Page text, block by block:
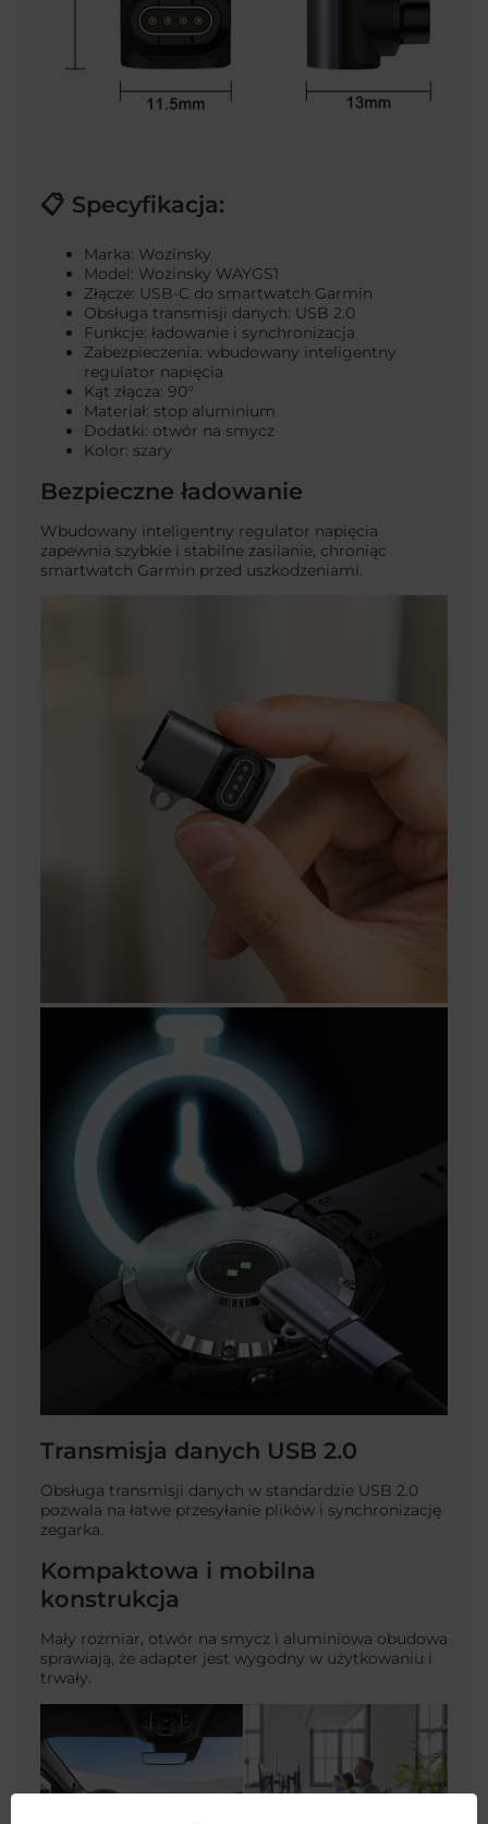
📋 Specyfikacja:
Marka: Wozinsky
Model: Wozinsky WAYGS1
Złącze: USB-C do smartwatch Garmin
Obsługa transmisji danych: USB 2.0
Funkcje: ładowanie i synchronizacja
Zabezpieczenia: wbudowany inteligentny
regulator napięcia
Kąt złącza: 90°
Materiał: stop aluminium
Dodatki: otwór na smycz
Kolor: szary
Bezpieczne ładowanie
Wbudowany inteligentny regulator napięcia
zapewnia szybkie i stabilne zasilanie, chroniąc
smartwatch Garmin przed uszkodzeniami.
Transmisja danych USB 2.0
Obsługa transmisji danych w standardzie USB 2.0
pozwala na łatwe przesyłanie plików i synchronizację
zegarka.
Kompaktowa i mobilna
konstrukcja
Mały rozmiar, otwór na smycz i aluminiowa obudowa
sprawiają, że adapter jest wygodny w użytkowaniu i
trwały.